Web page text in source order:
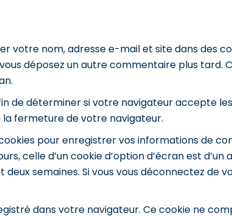
votre nom, adresse e-mail et site dans des
déposez un autre commentaire plus tard.
de déterminer si votre navigateur accepte
fermeture de votre navigateur.
pour enregistrer vos informations de
celle d’un cookie d’option d’écran est d’un
semaines. Si vous vous déconnectez de
dans votre navigateur. Ce cookie ne